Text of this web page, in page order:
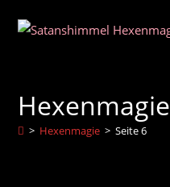
Inhalt
Hexenmagie
> Hexenmagie > Seite 6